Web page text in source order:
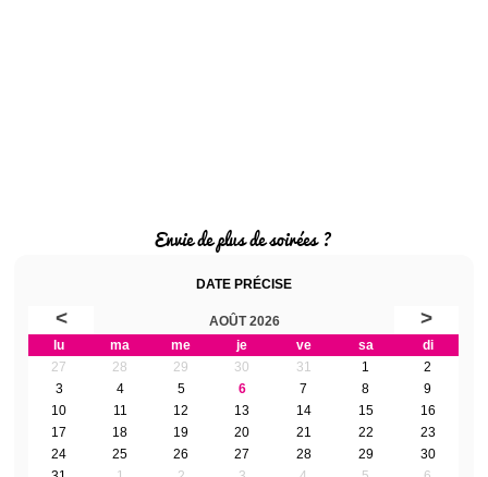
Envie de plus de soirées ?
DATE PRÉCISE
< AOÛT 2026 >
lu ma me je ve sa
di
27
28 29 30 31 1
2
3
4 5 6 7 8
9
10
11 12 13 14 15
16
17
18 19 20 21 22
23
24
25 26 27 28 29
30